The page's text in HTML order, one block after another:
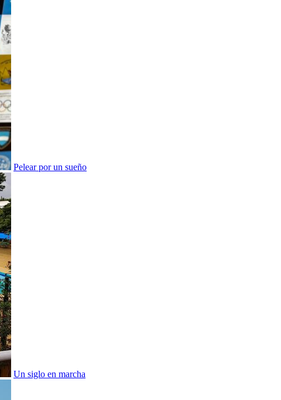
Pelear por un sueño
Un siglo en marcha